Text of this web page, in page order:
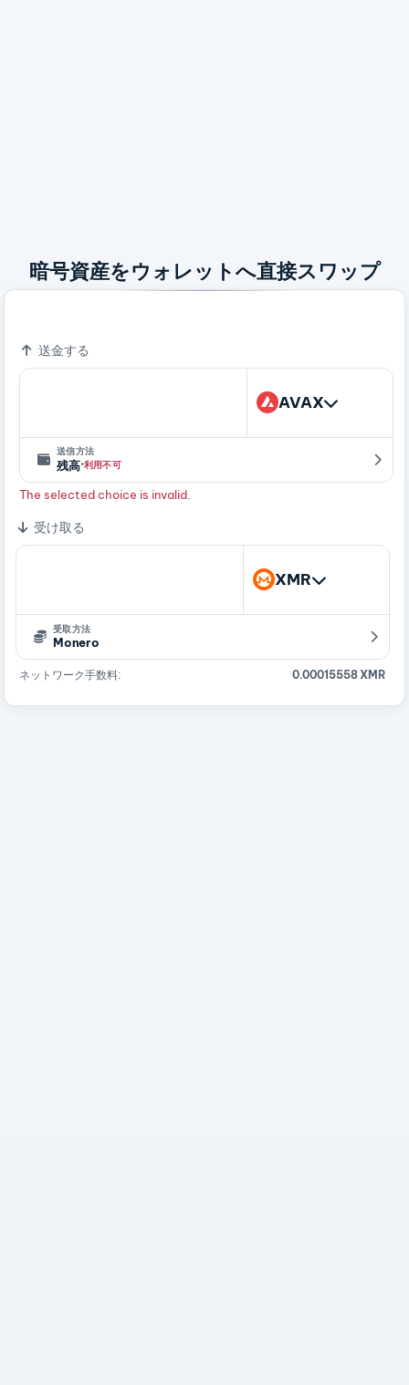
暗号資産をウォレットへ直接スワップ
送金する
AVAX
送信方法
残高·利用不可
The selected choice is invalid.
受け取る
XMR
受取方法
Monero
ネットワーク手数料: 0.00015558 XMR